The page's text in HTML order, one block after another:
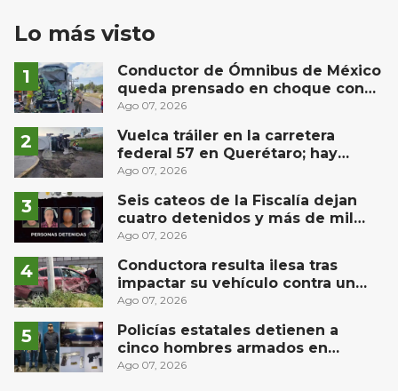
Lo más visto
Conductor de Ómnibus de México
queda prensado en choque con
materialista en San Juan del Río
Ago 07, 2026
Vuelca tráiler en la carretera
federal 57 en Querétaro; hay
derrame de combustible
Ago 07, 2026
Seis cateos de la Fiscalía dejan
cuatro detenidos y más de mil
dosis aseguradas en Querétaro
Ago 07, 2026
Conductora resulta ilesa tras
impactar su vehículo contra un
muro en Huimilpan
Ago 07, 2026
Policías estatales detienen a
cinco hombres armados en
Puebla capital
Ago 07, 2026